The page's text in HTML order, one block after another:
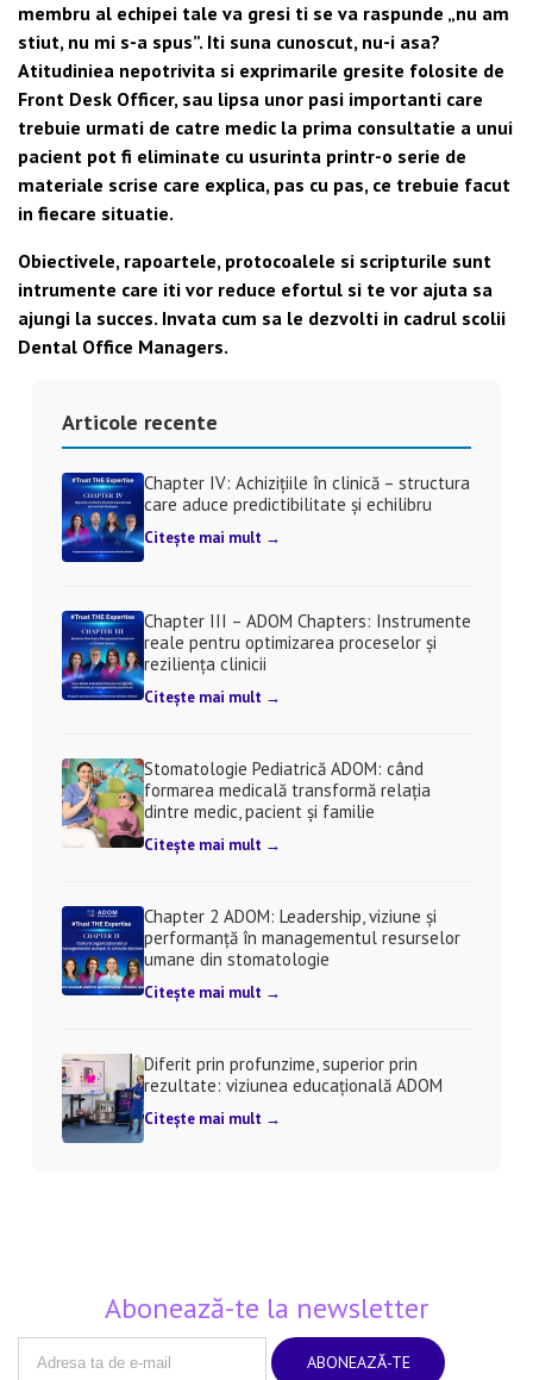
membru al echipei tale va gresi ti se va raspunde „nu am
stiut, nu mi s-a spus”. Iti suna cunoscut, nu-i asa?
Atitudiniea nepotrivita si exprimarile gresite folosite de
Front Desk Officer, sau lipsa unor pasi importanti care
trebuie urmati de catre medic la prima consultatie a unui
pacient pot fi eliminate cu usurinta printr-o serie de
materiale scrise care explica, pas cu pas, ce trebuie facut
in fiecare situatie.
Obiectivele, rapoartele, protocoalele si scripturile sunt
intrumente care iti vor reduce efortul si te vor ajuta sa
ajungi la succes. Invata cum sa le dezvolti in cadrul scolii
Dental Office Managers.
Articole recente
Chapter IV: Achizițiile în clinică – structura
care aduce predictibilitate și echilibru
Citește mai mult →
Chapter III – ADOM Chapters: Instrumente
reale pentru optimizarea proceselor și
reziliența clinicii
Citește mai mult →
Stomatologie Pediatrică ADOM: când
formarea medicală transformă relația
dintre medic, pacient și familie
Citește mai mult →
Chapter 2 ADOM: Leadership, viziune și
performanță în managementul resurselor
umane din stomatologie
Citește mai mult →
Diferit prin profunzime, superior prin
rezultate: viziunea educațională ADOM
Citește mai mult →
Abonează-te la newsletter